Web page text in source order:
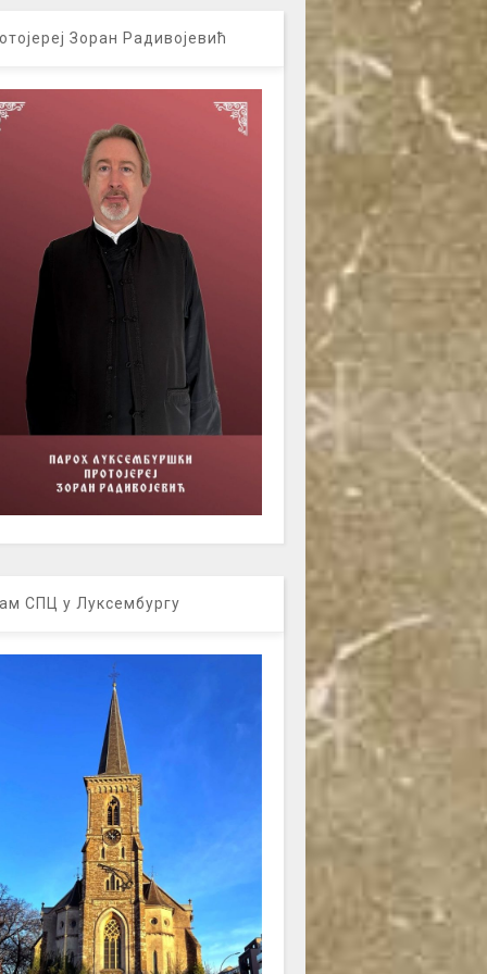
Зоран Радивојевић
СПЦ у Луксембургу